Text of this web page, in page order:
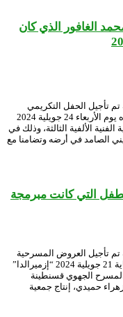
الغافور الذي كان
تأجيل الحفل التكريمي
الخاص بالشيخ محمد الغافور الذي كان مقررا إحياءه يوم الأربعاء 24 جويلية 2024
الألفية الثالثة، وذلك في
الصامد في أرضه وتضامنا مع
التي كانت مبرمجة
تم تأجيل العروض المسرحية
المخصصة للطفل التي كانت مبرمجة من 18 إلى غاية 21 جويلية 2024 “إزميرالدا”
الجهوي قسنطينة
حميدي، إنتاج جمعية